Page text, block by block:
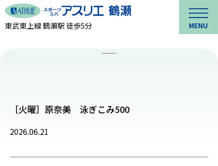
東武東上線 鶴瀬駅 徒歩5分 MENU
［火曜］原奈美 泳ぎこみ500
2026.06.21